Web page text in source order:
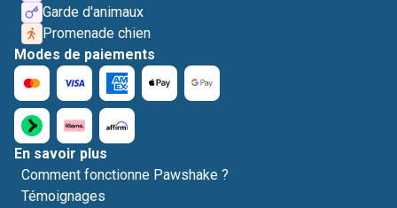
Garde d'animaux
Promenade chien
Modes de paiements
En savoir plus
Comment fonctionne Pawshake ?
Témoignages